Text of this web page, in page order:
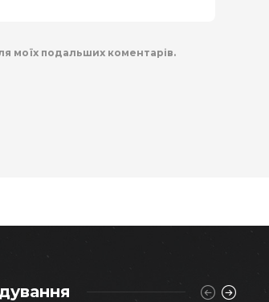
моїх подальших коментарів.